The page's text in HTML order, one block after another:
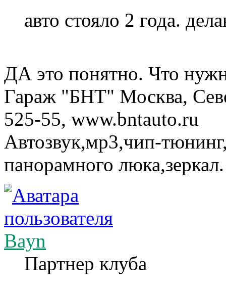
авто стояло 2 года.
ДА это понятно. Что
Гараж "БНТ" Москва,
525-55, www.bntauto.ru
Автозвук,мр3,чип-
панорамного люка,зеркал.
Bayn
Партнер клуба